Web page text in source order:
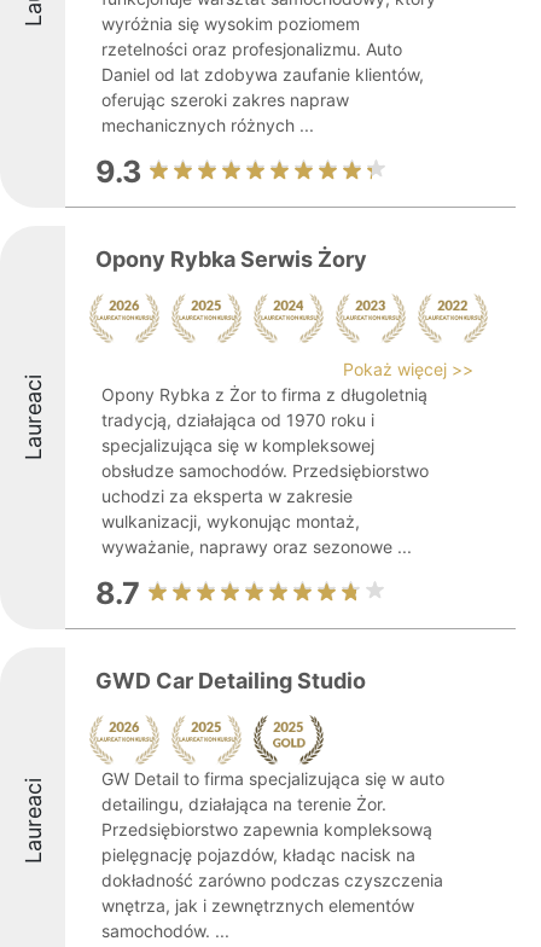
wyróżnia się wysokim poziomem
rzetelności oraz profesjonalizmu. Auto
Daniel od lat zdobywa zaufanie klientów,
oferując szeroki zakres napraw
mechanicznych różnych ...
9.3
Laureaci
Opony Rybka Serwis Żory
Pokaż więcej >>
Opony Rybka z Żor to firma z długoletnią
tradycją, działająca od 1970 roku i
specjalizująca się w kompleksowej
obsłudze samochodów. Przedsiębiorstwo
uchodzi za eksperta w zakresie
wulkanizacji, wykonując montaż,
wyważanie, naprawy oraz sezonowe ...
8.7
Laureaci
GWD Car Detailing Studio
GW Detail to firma specjalizująca się w auto
detailingu, działająca na terenie Żor.
Przedsiębiorstwo zapewnia kompleksową
pielęgnację pojazdów, kładąc nacisk na
dokładność zarówno podczas czyszczenia
wnętrza, jak i zewnętrznych elementów
samochodów. ...